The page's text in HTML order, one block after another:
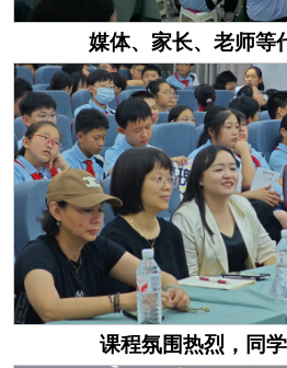
媒体、家长、老师等
课程氛围热烈，同